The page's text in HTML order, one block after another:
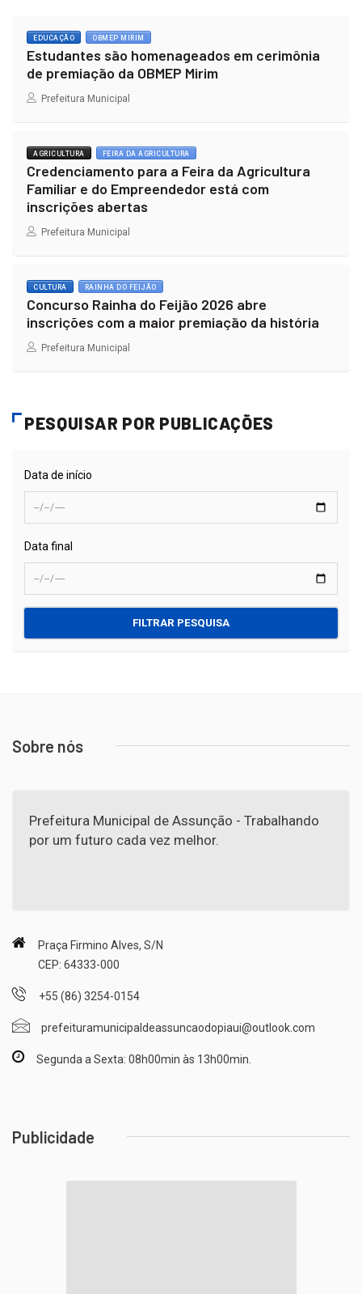
EDUCAÇÃO OBMEP MIRIM
Estudantes são homenageados em cerimônia
de premiação da OBMEP Mirim
Prefeitura Municipal
AGRICULTURA FEIRA DA AGRICULTURA
Credenciamento para a Feira da Agricultura
Familiar e do Empreendedor está com
inscrições abertas
Prefeitura Municipal
CULTURA RAINHA DO FEIJÃO
Concurso Rainha do Feijão 2026 abre
inscrições com a maior premiação da história
Prefeitura Municipal
PESQUISAR POR PUBLICAÇÕES
Data de início
Data final
FILTRAR PESQUISA
Sobre nós
Prefeitura Municipal de Assunção - Trabalhando
por um futuro cada vez melhor.
Praça Firmino Alves, S/N
CEP: 64333-000
+55 (86) 3254-0154
prefeituramunicipaldeassuncaodopiaui@outlook.com
Segunda a Sexta: 08h00min às 13h00min.
Publicidade